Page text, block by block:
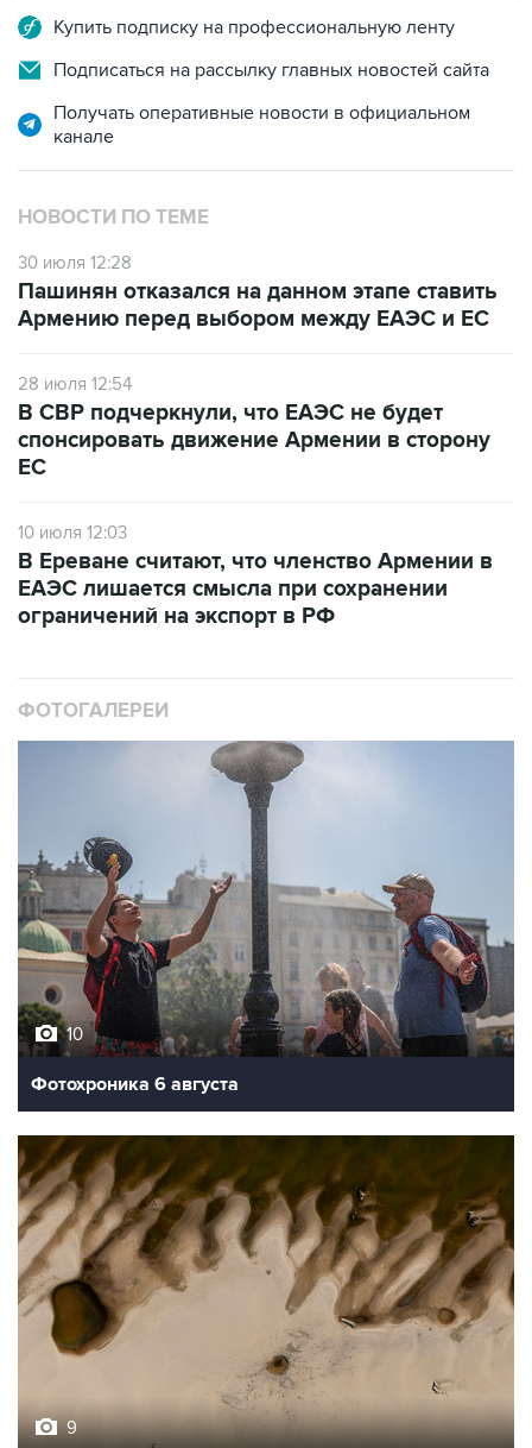
Купить подписку на профессиональную ленту
Подписаться на рассылку главных новостей сайта
Получать оперативные новости в официальном
канале
НОВОСТИ ПО ТЕМЕ
30 июля 12:28
Пашинян отказался на данном этапе ставить
Армению перед выбором между ЕАЭС и ЕС
28 июля 12:54
В СВР подчеркнули, что ЕАЭС не будет
спонсировать движение Армении в сторону
ЕС
10 июля 12:03
В Ереване считают, что членство Армении в
ЕАЭС лишается смысла при сохранении
ограничений на экспорт в РФ
ФОТОГАЛЕРЕИ
10
Фотохроника 6 августа
9